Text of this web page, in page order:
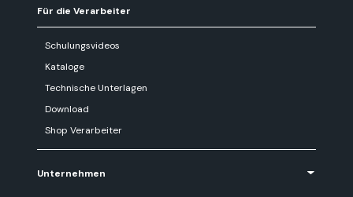
Für die Verarbeiter
Schulungsvideos
Kataloge
Technische Unterlagen
Download
Shop Verarbeiter
Unternehmen